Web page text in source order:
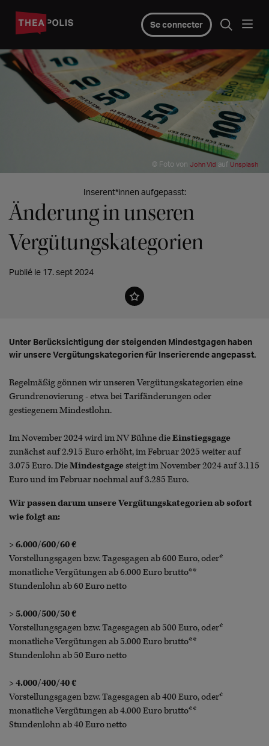
Se connecter
© Foto von John Vid auf Unsplash
Inserent*innen aufgepasst:
Änderung in unseren
Vergütungskategorien
Publié le 17. sept 2024
Unter Berücksichtigung der steigenden Mindestgagen haben
wir unsere Vergütungskategorien für Inserierende angepasst.
Regelmäßig gönnen wir unseren Vergütungskategorien eine
Grundrenovierung - etwa bei Tarifänderungen oder
gestiegenem Mindestlohn.
Im November 2024 wird im NV Bühne dieEinstiegsgage
zunächst auf 2.915 Euro erhöht, im Februar 2025 weiter auf
3.075 Euro. DieMindestgagesteigt im November 2024 auf 3.115
Euro und im Februar nochmal auf 3.285 Euro.
Wir passen darum unsere Vergütungskategorien ab sofort
wie folgt an:
> 6.000/600/60 €
Vorstellungsgagen bzw. Tagesgagen ab 600 Euro, oder*
monatliche Vergütungen ab 6.000 Euro brutto**
Stundenlohn ab 60 Euro netto
> 5.000/500/50 €
Vorstellungsgagen bzw. Tagesgagen ab 500 Euro, oder*
monatliche Vergütungen ab 5.000 Euro brutto**
Stundenlohn ab 50 Euro netto
> 4.000/400/40 €
Vorstellungsgagen bzw. Tagesgagen ab 400 Euro, oder*
monatliche Vergütungen ab 4.000 Euro brutto**
Stundenlohn ab 40 Euro netto